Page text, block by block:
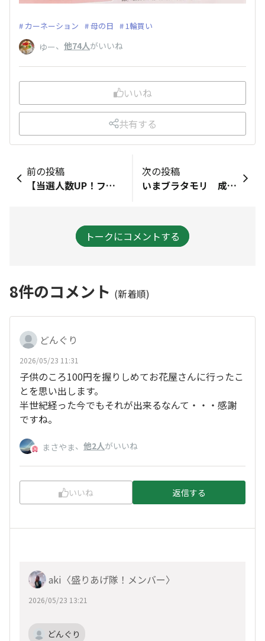
カーネーション 母の日 1輪買い
ゆー、 他74人がいいね
いいね
共有する
前の投稿
【当選人数UP！フラワーバトン ｢カーネーション｣ のご応募は、明日5/8(金)10:00まで】皆さまこんにちは🌹運営事務局です。いつもたまがわLOOPオンラインをご覧いただき、また、フラワーバトンプロジェクトに大変多くのコメントを投稿いただき誠にありがとうございます😊またまた、うれしいお知らせを皆さまにお届けします♪今回はお花の状態がよく、多くの花鉢を用意することができました😆なんと！\ 40名様 / に ｢カーネーション｣ をプレゼントいたします💐｢カーネーション｣ のご応募は、いよいよ5月8日(金)10:00まで！まだ参加されていない方は、ぜひ応募ページから ｢#フラワーバトン応募｣ をつけてコメントを投稿してください。皆さまからのご応募＆コメント投稿、お待ちしています😆ご注意ください！残念ながらハッシュタグ設定をお忘れの方、別のハッシュタグをお付けの方がいらっしゃるようです。。。｢#フラワーバトン応募｣ の付いていないコメント、｢#フラワーバトン応募｣ 以外のハッシュタグをお付けのコメントは抽選の対象となりませんので、皆さま、投稿内容を今一度ご確認くださいませ。◆ハッシュタグ追加手順1）投稿コメント右上の「･･･」を押下2）｢編集する｣ を押下 ※｢削除する｣ を選択しないようご注意ください3）コメント内容にハッシュタグ ｢#フラワーバトン応募｣ を追加 ※ハッシュタグは ｢メンション｣ の欄ではなく、｢内容｣ の欄に追加してください4）｢更新する｣ ボタンを押下⚠️こちらは応募ページではございません。コメントを投稿いただいても対象となりませんのでご注意ください。
次の投稿
いまブラタモリ 成城！
トークにコメントする
8件のコメント (新着順)
どんぐり
2026/05/23 11:31
子供のころ100円を握りしめてお花屋さんに行ったこ
とを思い出します。
半世紀経った今でもそれが出来るなんて・・・感謝
ですね。
まさやま、 他2人がいいね
いいね 返信する
aki〈盛りあげ隊！メンバー〉
2026/05/23 13:21
どんぐり